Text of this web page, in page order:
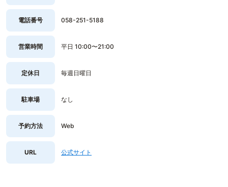
電話番号 058-251-5188
営業時間 平日 10:00〜21:00
定休日 毎週日曜日
駐車場 なし
予約方法 Web
URL 公式サイト